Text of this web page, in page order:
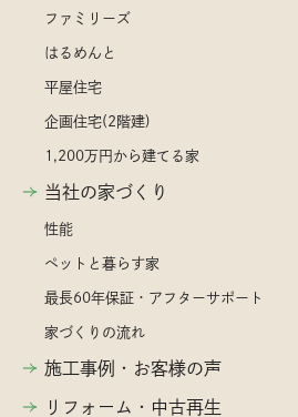
ファミリーズ
はるめんと
平屋住宅
企画住宅(2階建)
1,200万円から建てる家
当社の家づくり
性能
ペットと暮らす家
最長60年保証・アフターサポート
家づくりの流れ
施工事例・お客様の声
リフォーム・中古再生